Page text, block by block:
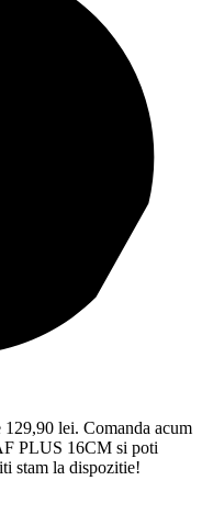
lei. Comanda acum
PLUS 16CM si poti
stam la dispozitie!